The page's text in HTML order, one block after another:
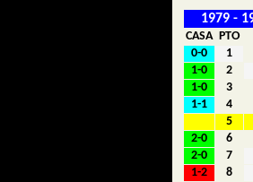
1979 -
CASA PTO
0-0
1
1-0
2
1-0
3
1-1
4
5
2-0
6
2-0
7
1-2
8